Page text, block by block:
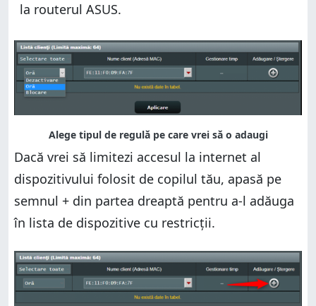
la routerul ASUS.
Dacă vrei să limitezi accesul la internet al
dispozitivului folosit de copilul tău, apasă pe
semnul + din partea dreaptă pentru a-l adăuga
în lista de dispozitive cu restricții.